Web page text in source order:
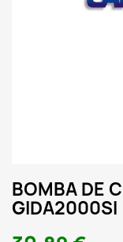
BOMBA DE
GIDA2000SI